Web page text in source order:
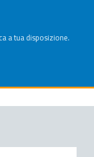
a tua disposizione.